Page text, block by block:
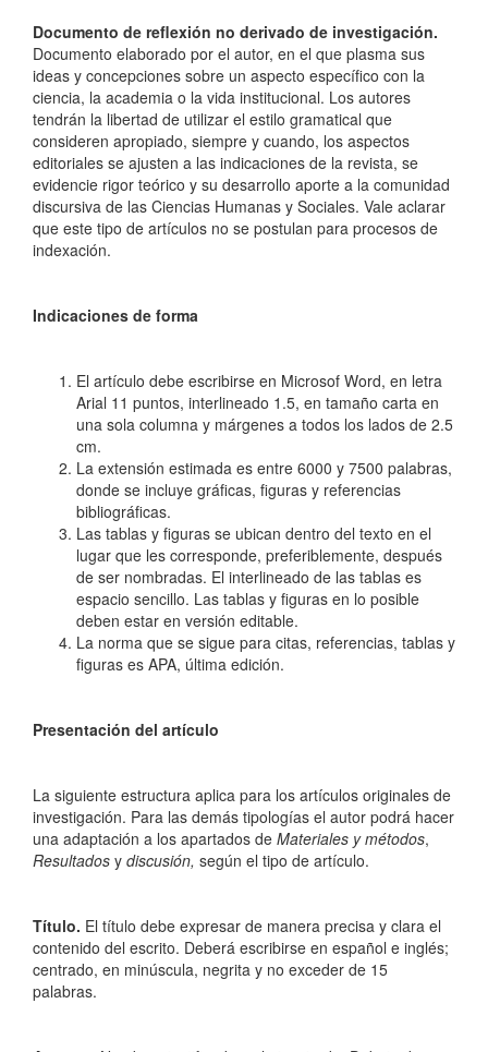
Documento de reflexión no derivado de investigación.
Documento elaborado por el autor, en el que plasma sus
ideas y concepciones sobre un aspecto específico con la
ciencia, la academia o la vida institucional. Los autores
tendrán la libertad de utilizar el estilo gramatical que
consideren apropiado, siempre y cuando, los aspectos
editoriales se ajusten a las indicaciones de la revista, se
evidencie rigor teórico y su desarrollo aporte a la comunidad
discursiva de las Ciencias Humanas y Sociales. Vale aclarar
que este tipo de artículos no se postulan para procesos de
indexación.
Indicaciones de forma
El artículo debe escribirse en Microsof Word, en letra
Arial 11 puntos, interlineado 1.5, en tamaño carta en
una sola columna y márgenes a todos los lados de 2.5
cm.
La extensión estimada es entre 6000 y 7500 palabras,
donde se incluye gráficas, figuras y referencias
bibliográficas.
Las tablas y figuras se ubican dentro del texto en el
lugar que les corresponde, preferiblemente, después
de ser nombradas. El interlineado de las tablas es
espacio sencillo. Las tablas y figuras en lo posible
deben estar en versión editable.
La norma que se sigue para citas, referencias, tablas y
figuras es APA, última edición.
Presentación del artículo
La siguiente estructura aplica para los artículos originales de
investigación. Para las demás tipologías el autor podrá hacer
una adaptación a los apartados de Materiales y métodos,
Resultados y discusión, según el tipo de artículo.
Título. El título debe expresar de manera precisa y clara el
contenido del escrito. Deberá escribirse en español e inglés;
centrado, en minúscula, negrita y no exceder de 15
palabras.